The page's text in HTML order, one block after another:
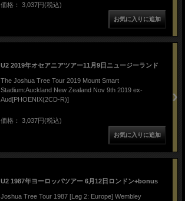
価格： 3,037円(税込)
U2 2019年オセアニアツアー11月9日ニュージーランド
The Joshua Tree Tour 2019 Mount Smart
Stadium:Auckland New Zealand Nov 9th 2019 ex-
Aud[PHOENIX(2CD-R)]
価格： 3,037円(税込)
U2 1987年ヨーロッパツアー 6月12日ロンドン+bonus
Joshua Tree Tour 1987 [Leg 2: Europe] Wembley